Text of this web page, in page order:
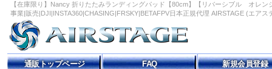
【在庫限り】Nancy 折りたたみランディングパッド【80cm】【リバーシブル オレ
事業|販売|DJI|INSTA360|CHASING|FRSKY|BETAFPV日本正規代理 AIRSTAGE (エアス
通販トップページ FAQ 新規会員登録